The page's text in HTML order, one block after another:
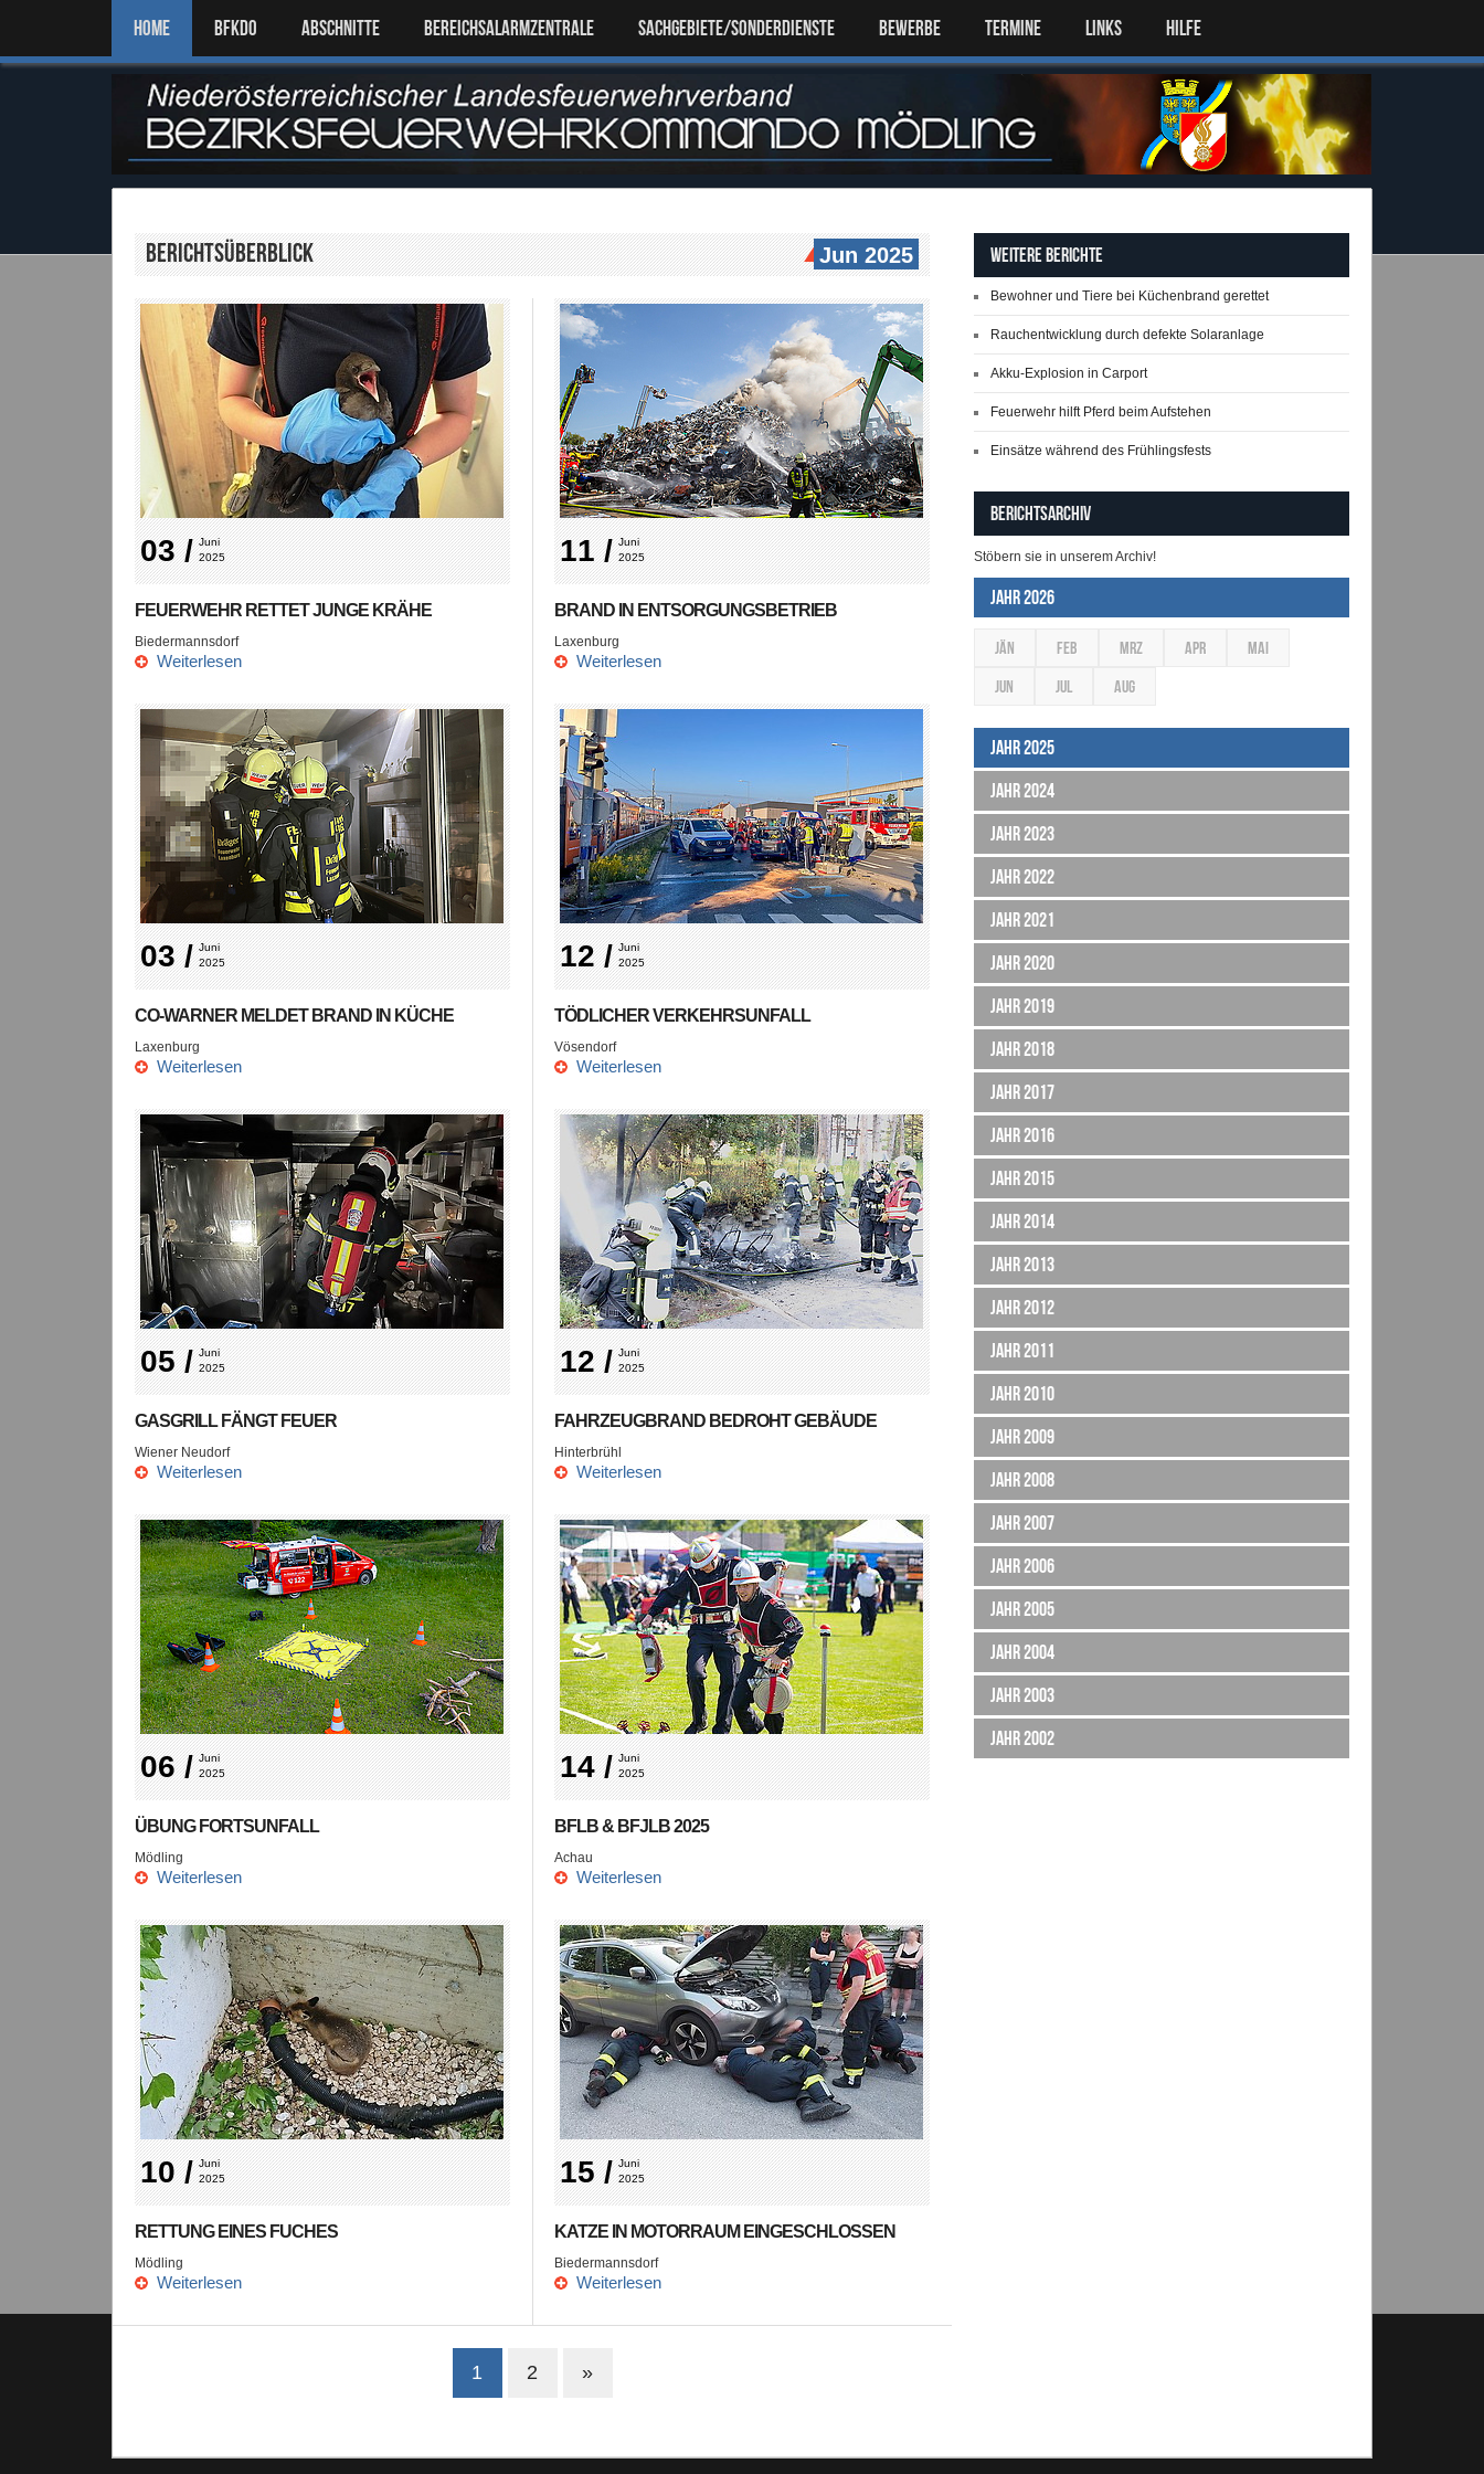
Home BFKDO ABSCHNITTE BEREICHSALARMZENTRALE SACHGEBIETE/SONDERDIENSTE Bewerbe TERMINE LINKS HILFE
Berichtsüberblick Jun 2025
03 / Juni
2025
FEUERWEHR RETTET JUNGE KRÄHE
Biedermannsdorf
Weiterlesen
03 / Juni
2025
CO-WARNER MELDET BRAND IN KÜCHE
Laxenburg
Weiterlesen
05 / Juni
2025
GASGRILL FÄNGT FEUER
Wiener Neudorf
Weiterlesen
06 / Juni
2025
ÜBUNG FORTSUNFALL
Mödling
Weiterlesen
10 / Juni
2025
RETTUNG EINES FUCHES
Mödling
Weiterlesen
11 / Juni
2025
BRAND IN ENTSORGUNGSBETRIEB
Laxenburg
Weiterlesen
12 / Juni
2025
TÖDLICHER VERKEHRSUNFALL
Vösendorf
Weiterlesen
12 / Juni
2025
FAHRZEUGBRAND BEDROHT GEBÄUDE
Hinterbrühl
Weiterlesen
14 / Juni
2025
BFLB & BFJLB 2025
Achau
Weiterlesen
15 / Juni
2025
KATZE IN MOTORRAUM EINGESCHLOSSEN
Biedermannsdorf
Weiterlesen
1 2 »
Weitere Berichte
Bewohner und Tiere bei Küchenbrand gerettet
Rauchentwicklung durch defekte Solaranlage
Akku-Explosion in Carport
Feuerwehr hilft Pferd beim Aufstehen
Einsätze während des Frühlingsfests
Berichtsarchiv
Stöbern sie in unserem Archiv!
Jahr 2026
JÄN FEB MRZ APR MAI
JUN JUL AUG
Jahr 2025
Jahr 2024
Jahr 2023
Jahr 2022
Jahr 2021
Jahr 2020
Jahr 2019
Jahr 2018
Jahr 2017
Jahr 2016
Jahr 2015
Jahr 2014
Jahr 2013
Jahr 2012
Jahr 2011
Jahr 2010
Jahr 2009
Jahr 2008
Jahr 2007
Jahr 2006
Jahr 2005
Jahr 2004
Jahr 2003
Jahr 2002